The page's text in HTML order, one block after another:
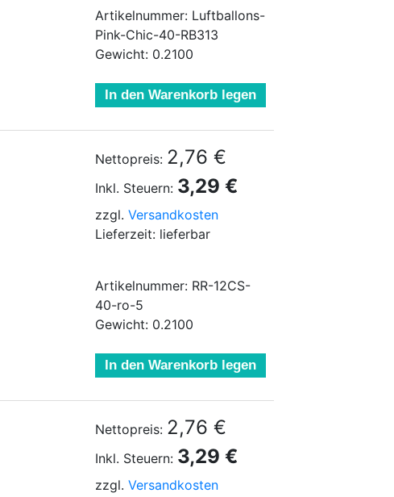
Artikelnummer: Luftballons-
Pink-Chic-40-RB313
Gewicht: 0.2100
In den Warenkorb legen
Nettopreis: 2,76 €
Inkl. Steuern: 3,29 €
zzgl. Versandkosten
Lieferzeit: lieferbar
Artikelnummer: RR-12CS-
40-ro-5
Gewicht: 0.2100
In den Warenkorb legen
Nettopreis: 2,76 €
Inkl. Steuern: 3,29 €
zzgl. Versandkosten